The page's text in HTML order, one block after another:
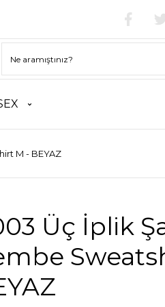
M - BEYAZ
Üç İplik